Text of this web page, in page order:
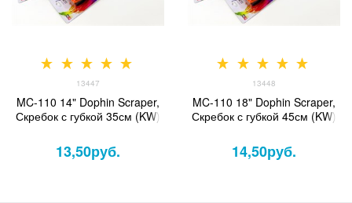
13447
MC-110 14" Dophin Scraper,
Скребок с губкой 35см (KW)
13,50руб.
13448
MC-110 18" Dophin Scraper,
Скребок с губкой 45см (KW)
14,50руб.